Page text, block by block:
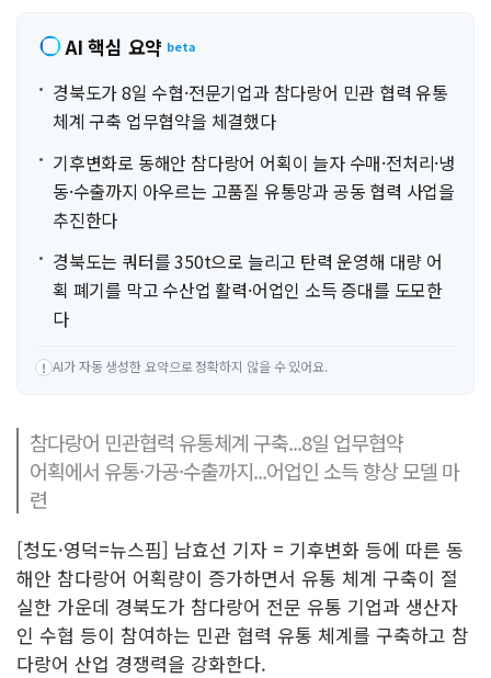
AI 핵심 요약 beta
경북도가 8일 수협·전문기업과 참다랑어 민관 협력 유통
체계 구축 업무협약을 체결했다
기후변화로 동해안 참다랑어 어획이 늘자 수매·전처리·냉
동·수출까지 아우르는 고품질 유통망과 공동 협력 사업을
추진한다
경북도는 쿼터를 350t으로 늘리고 탄력 운영해 대량 어
획 폐기를 막고 수산업 활력·어업인 소득 증대를 도모한
다
! AI가 자동 생성한 요약으로 정확하지 않을 수 있어요.
참다랑어 민관협력 유통체계 구축...8일 업무협약
어획에서 유통·가공·수출까지...어업인 소득 향상 모델 마
련
[청도·영덕=뉴스핌] 남효선 기자 = 기후변화 등에 따른 동
해안 참다랑어 어획량이 증가하면서 유통 체계 구축이 절
실한 가운데 경북도가 참다랑어 전문 유통 기업과 생산자
인 수협 등이 참여하는 민관 협력 유통 체계를 구축하고 참
다랑어 산업 경쟁력을 강화한다.